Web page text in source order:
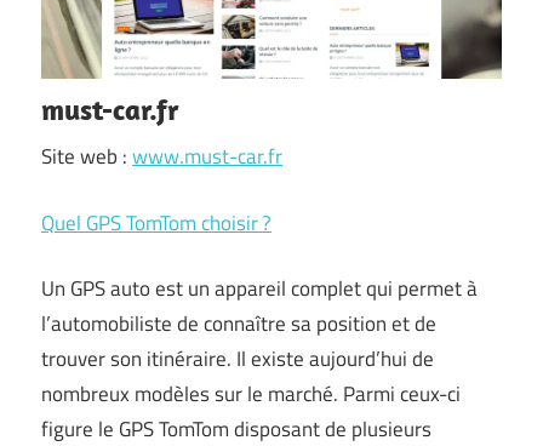
must-car.fr
Site web :www.must-car.fr
Quel GPS TomTom choisir ?
Un GPS auto est un appareil complet qui permet à
l’automobiliste de connaître sa position et de
trouver son itinéraire. Il existe aujourd’hui de
nombreux modèles sur le marché. Parmi ceux-ci
figure le GPS TomTom disposant de plusieurs